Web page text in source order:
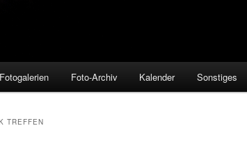
Fotogalerien Foto-Archiv Kalender Sonstiges
TREFFEN